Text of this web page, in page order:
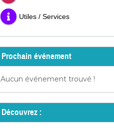
Utiles / Services
Prochain événement
Aucun événement trouvé !
Découvrez :